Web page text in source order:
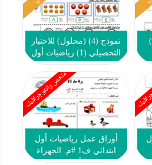
نموذج (4) (محلول) للاختبار
التحصيلي (1) رياضيات أول
2022 2023
ملخص وانفوجرافيك
أوراق عمل رياضيات أول
ابتدائي ف1 #م. الجهراء